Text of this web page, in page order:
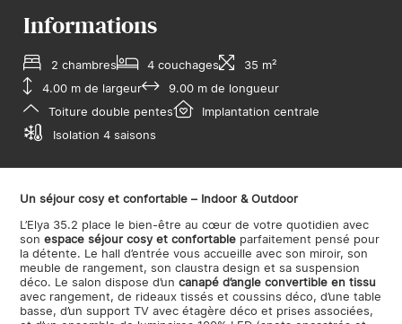
Informations
2 chambres 4 couchages
35 m²
4.00 m de largeur
9.00 m de longueur
Toiture double pentes
Implantation centrale
Isolation 4 saisons
Un séjour cosy et confortable – Indoor & Outdoor
L’Elya 35.2 place le bien-être au cœur de votre quotidien avec
sonespace séjour cosy et confortable parfaitement pensé pour
la détente. Le hall d’entrée vous accueille avec son miroir, son
meuble de rangement, son claustra design et sa suspension
déco. Le salon dispose d’uncanapé d’angle convertible en tissu
avec rangement, de rideaux tissés et coussins déco, d’une table
basse, d’un support TV avec étagère déco et prises associées,